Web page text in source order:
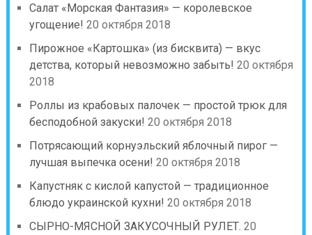
Салат «Морская Фантазия» — королевское
угощение! 20 октября 2018
Пирожное «Картошка» (из бисквита) — вкус
детства, который невозможно забыть! 20 октября
2018
Роллы из крабовых палочек — простой трюк для
бесподобной закуски! 20 октября 2018
Потрясающий корнуэльский яблочный пирог —
лучшая выпечка осени! 20 октября 2018
Капустняк с кислой капустой — традиционное
блюдо украинской кухни! 20 октября 2018
СЫРНО-МЯСНОЙ ЗАКУСОЧНЫЙ РУЛЕТ. 20